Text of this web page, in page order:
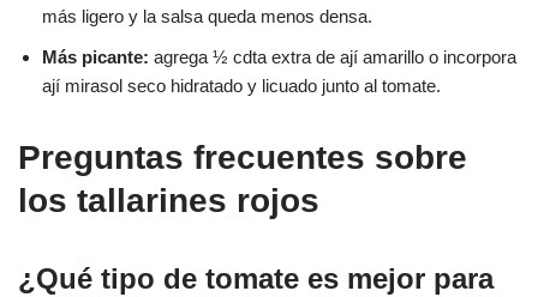
más ligero y la salsa queda menos densa.
Más picante: agrega ½ cdta extra de ají amarillo o incorpora
ají mirasol seco hidratado y licuado junto al tomate.
Preguntas frecuentes sobre
los tallarines rojos
¿Qué tipo de tomate es mejor para